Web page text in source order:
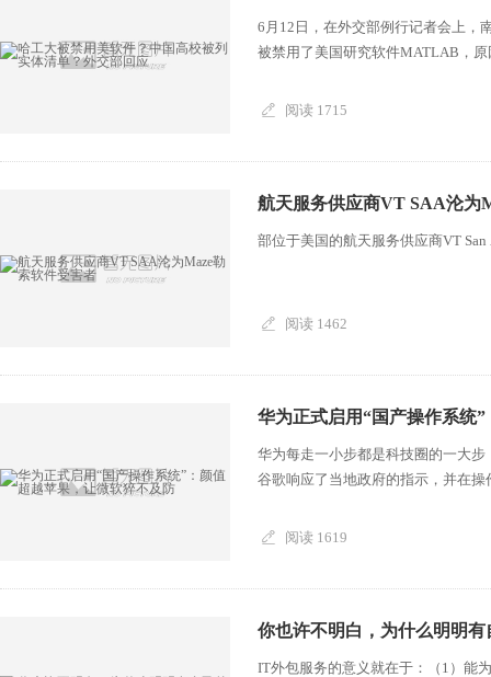
6月12日，在外交部例行记者会上，
被禁用了美国研究软件MATLAB，
阅读 1715
航天服务供应商VT SAA沦为
部位于美国的航天服务供应商VT
阅读 1462
华为正式启用“国产操作系统
华为每走一小步都是科技圈的一大
谷歌响应了当地政府的指示，并在
阅读 1619
你也许不明白，为什么明明
IT外包服务的意义就在于：（1）能